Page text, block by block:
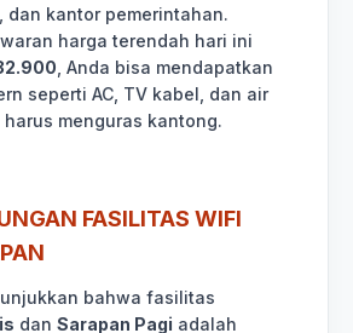
dan kantor pemerintahan.
harga terendah hari ini
, Anda bisa mendapatkan
seperti AC, TV kabel, dan air
menguras kantong.
FASILITAS WIFI
bahwa fasilitas
dan Sarapan Pagi adalah